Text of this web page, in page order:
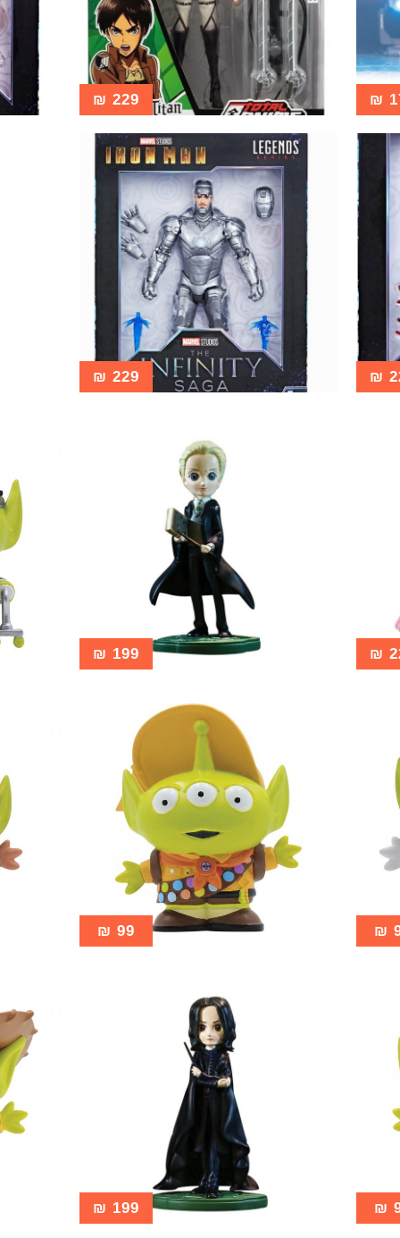
₪
229
₪
₪
229
₪
₪
199
₪
₪
99
₪
₪
199
₪